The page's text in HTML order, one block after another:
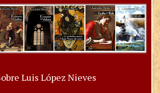
Luis López Nieves